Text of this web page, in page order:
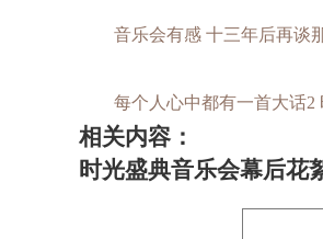
音乐会有感 十三年后再谈
每个人心中都有一首大话2
相关内容：
时光盛典音乐会幕后花